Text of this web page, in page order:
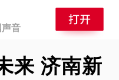
音
来 济南新